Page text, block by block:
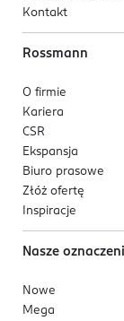
Kontakt
Rossmann
O firmie
Kariera
CSR
Ekspansja
Biuro prasowe
Złóż ofertę
Inspiracje
Nasze
Nowe
Mega